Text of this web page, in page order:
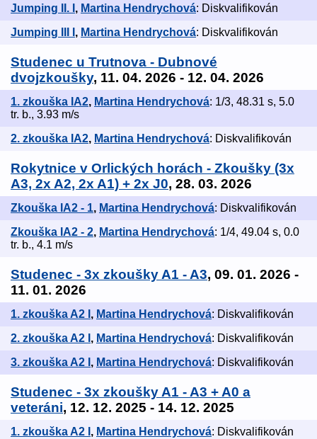
Jumping II. I , Martina Hendrychová: Diskvalifikován
Jumping III I , Martina Hendrychová: Diskvalifikován
Studenec u Trutnova - Dubnové
dvojzkoušky, 11. 04. 2026 - 12. 04. 2026
1. zkouška IA2, Martina Hendrychová: 1/3, 48.31 s, 5.0
tr. b., 3.93 m/s
2. zkouška IA2, Martina Hendrychová: Diskvalifikován
Rokytnice v Orlických horách - Zkoušky (3x
A3, 2x A2, 2x A1) + 2x J0, 28. 03. 2026
Zkouška IA2 - 1, Martina Hendrychová: Diskvalifikován
Zkouška IA2 - 2, Martina Hendrychová: 1/4, 49.04 s, 0.0
tr. b., 4.1 m/s
Studenec - 3x zkoušky A1 - A3, 09. 01. 2026 -
11. 01. 2026
1. zkouška A2 I , Martina Hendrychová: Diskvalifikován
2. zkouška A2 I , Martina Hendrychová: Diskvalifikován
3. zkouška A2 I , Martina Hendrychová: Diskvalifikován
Studenec - 3x zkoušky A1 - A3 + A0 a
veteráni, 12. 12. 2025 - 14. 12. 2025
1. zkouška A2 I , Martina Hendrychová: Diskvalifikován